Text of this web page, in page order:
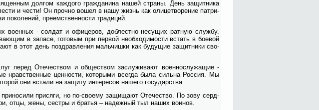
дол­гом каж­до­го граж­да­ни­на на­шей стра­ны. День за­щит­ни­ка
и че­сти! Он проч­но во­шел в на­шу жизнь как оли­це­тво­ре­ние пат­ри­
по­ко­ле­ний, пре­ем­ствен­но­сти тра­ди­ций.
во­ен­ных - сол­дат и офи­це­ров, доб­лест­но не­су­щих рат­ную служ­бу.
в за­па­се, го­то­вым при пер­вой не­об­хо­ди­мо­сти встать в бо­е­вой
в этот день по­здрав­ле­ния маль­чиш­ки как бу­ду­щие за­щит­ни­ки сво­
пе­ред Оте­че­ством и об­ще­ством за­слу­жи­ва­ют во­ен­но­слу­жа­щие -
нрав­ствен­ные цен­но­сти, ко­то­ры­ми все­гда бы­ла силь­на Рос­сия. Мы
они вста­ли на за­щи­ту ин­те­ре­сов на­ше­го го­су­дар­ства.
при­ся­ги, но по-сво­е­му за­щи­ща­ют Оте­че­ство. По зо­ву серд­
от­цы, же­ны, сест­ры и бра­тья – на­деж­ный тыл на­ших во­и­нов.